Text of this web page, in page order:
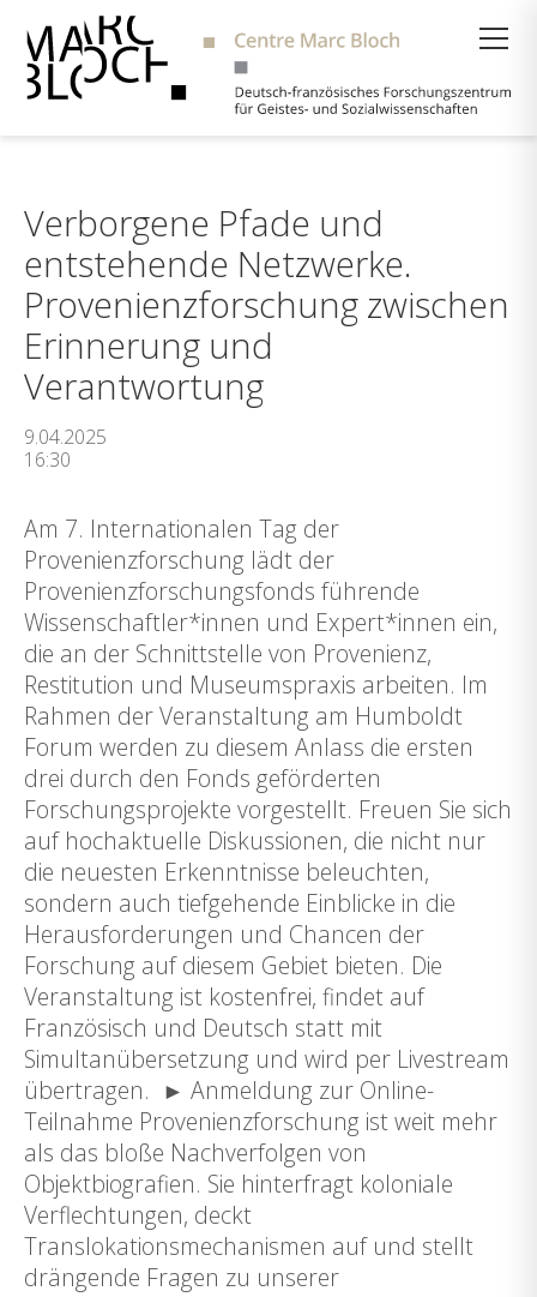
Verborgene Pfade und
entstehende Netzwerke.
Provenienzforschung zwischen
Erinnerung und
Verantwortung
9.04.2025
16:30
Am 7. Internationalen Tag der
Provenienzforschung lädt der
Provenienzforschungsfonds führende
Wissenschaftler*innen und Expert*innen ein,
die an der Schnittstelle von Provenienz,
Restitution und Museumspraxis arbeiten. Im
Rahmen der Veranstaltung am Humboldt
Forum werden zu diesem Anlass die ersten
drei durch den Fonds geförderten
Forschungsprojekte vorgestellt. Freuen Sie sich
auf hochaktuelle Diskussionen, die nicht nur
die neuesten Erkenntnisse beleuchten,
sondern auch tiefgehende Einblicke in die
Herausforderungen und Chancen der
Forschung auf diesem Gebiet bieten. Die
Veranstaltung ist kostenfrei, findet auf
Französisch und Deutsch statt mit
Simultanübersetzung und wird per Livestream
übertragen. ► Anmeldung zur Online-
Teilnahme Provenienzforschung ist weit mehr
als das bloße Nachverfolgen von
Objektbiografien. Sie hinterfragt koloniale
Verflechtungen, deckt
Translokationsmechanismen auf und stellt
drängende Fragen zu unserer